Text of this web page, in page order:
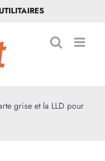
grise et la LLD pour